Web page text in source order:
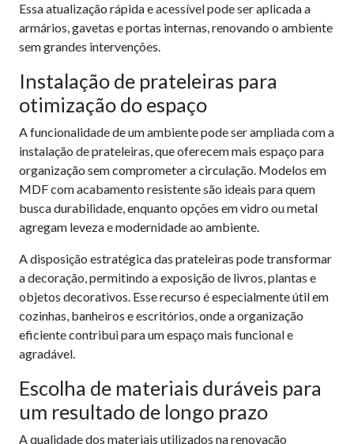
Essa atualização rápida e acessível pode ser aplicada a
armários, gavetas e portas internas, renovando o ambiente
sem grandes intervenções.
Instalação de prateleiras para
otimização do espaço
A funcionalidade de um ambiente pode ser ampliada com a
instalação de prateleiras, que oferecem mais espaço para
organização sem comprometer a circulação. Modelos em
MDF com acabamento resistente são ideais para quem
busca durabilidade, enquanto opções em vidro ou metal
agregam leveza e modernidade ao ambiente.
A disposição estratégica das prateleiras pode transformar
a decoração, permitindo a exposição de livros, plantas e
objetos decorativos. Esse recurso é especialmente útil em
cozinhas, banheiros e escritórios, onde a organização
eficiente contribui para um espaço mais funcional e
agradável.
Escolha de materiais duráveis para
um resultado de longo prazo
A qualidade dos materiais utilizados na renovação